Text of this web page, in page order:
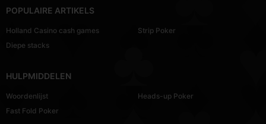
POPULAIRE ARTIKELS
Holland Casino cash games
Diepe stacks
Strip Poker
HULPMIDDELEN
Woordenlijst
Fast Fold Poker
Heads-up Poker